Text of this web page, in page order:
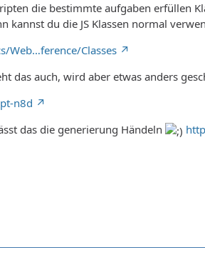
die bestimmte aufgaben erfüllen
kannst du die JS Klassen normal
Web…ference/Classes
das auch, wird aber etwas anders
n8d
das die generierung Händeln